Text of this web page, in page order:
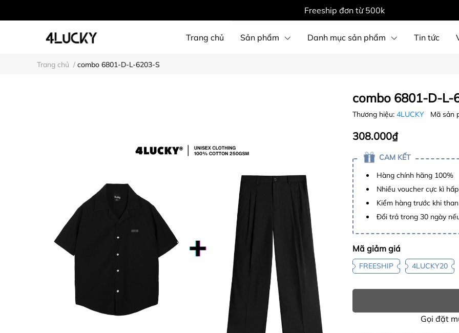
Freeship đơn từ 500k
Trang chủ Sản phẩm Danh mục sản phẩm Tin tức
Trang chủ / combo 6801-D-L-6203-S
combo 6801-D-L-
Thương hiệu: 4LUCKY Mã sản
308.000₫
CAM KẾT
Hàng chính hãng 100%
Nhiều voucher cực kì
Kiểm hàng trước khi
Đổi trả trong 30 ngày
Mã giảm giá
FREESHIP 4LUCKY20
Gọi đặt